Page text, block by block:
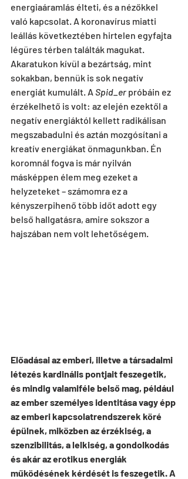
energiaáramlás élteti, és a nézőkkel
való kapcsolat. A koronavírus miatti
leállás következtében hirtelen egyfajta
légüres térben találták magukat.
Akaratukon kívül a bezártság, mint
sokakban, bennük is sok negatív
energiát kumulált. A Spid_er próbáin ez
érzékelhető is volt: az elején ezektől a
negatív energiáktól kellett radikálisan
megszabadulni és aztán mozgósítani a
kreatív energiákat önmagunkban. Én
koromnál fogva is már nyilván
másképpen élem meg ezeket a
helyzeteket – számomra ez a
kényszerpihenő több időt adott egy
belső hallgatásra, amire sokszor a
hajszában nem volt lehetőségem.
Előadásai az emberi, illetve a társadalmi
létezés kardinális pontjait feszegetik,
és mindig valamiféle belső mag, például
az ember személyes identitása vagy épp
az emberi kapcsolatrendszerek köré
épülnek, miközben az érzékiség, a
szenzibilitás, a lelkiség, a gondolkodás
és akár az erotikus energiák
működésének kérdését is feszegetik. A